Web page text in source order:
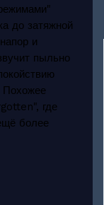
до затяжной
и
пыльно
Похожее
где
более